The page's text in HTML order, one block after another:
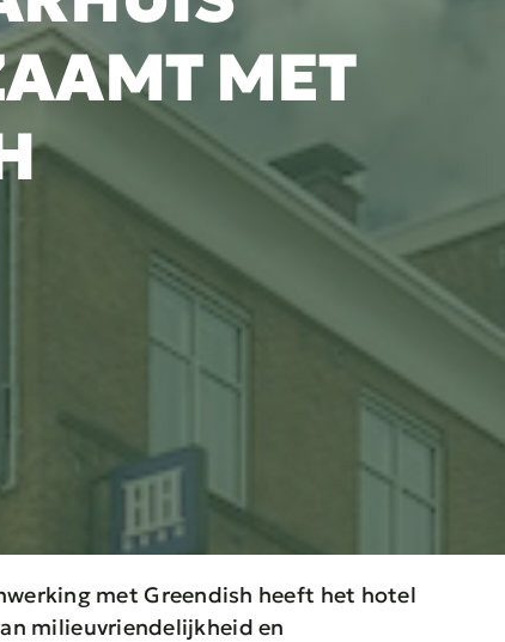
MET
met Greendish heeft het hotel
milieuvriendelijkheid en